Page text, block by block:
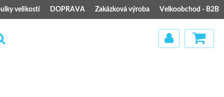
velikostí DOPRAVA Zakázková výroba Velkoobchod - B2B